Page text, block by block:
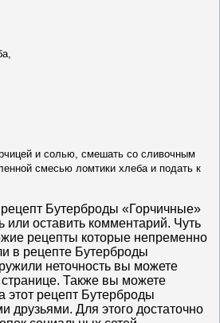
и солью, смешать со сливочным
смесью ломтики хлеба и подать к
Бутерброды «Горчичные»
или оставить комментарий. Чуть
рецепты которые непременно
в рецепте Бутерброды
неточность вы можете
Также вы можете
этот рецепт Бутерброды
друзьями. Для этого достаточно